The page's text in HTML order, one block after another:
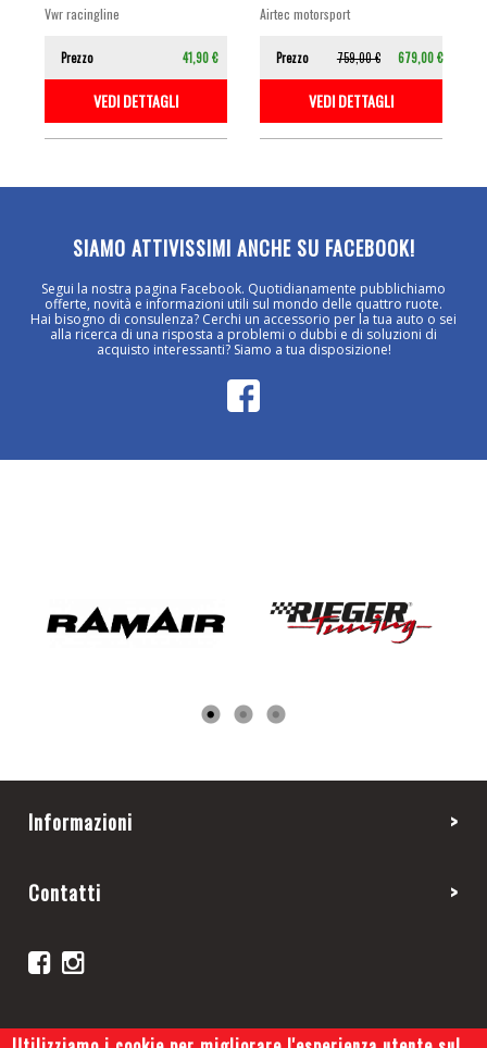
vwr racingline
Prezzo 41,90 €
VEDI DETTAGLI
airtec motorsport
Prezzo 759,00 € 679,00 €
VEDI DETTAGLI
SIAMO ATTIVISSIMI ANCHE SU FACEBOOK!
Segui la nostra pagina Facebook. Quotidianamente pubblichiamo
offerte, novità e informazioni utili sul mondo delle quattro ruote.
Hai bisogno di consulenza? Cerchi un accessorio per la tua auto o sei
alla ricerca di una risposta a problemi o dubbi e di soluzioni di
acquisto interessanti? Siamo a tua disposizione!
Informazioni
Contatti